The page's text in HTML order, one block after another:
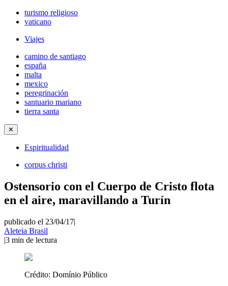
turismo religioso
vaticano
Viajes
camino de santiago
españa
malta
mexico
peregrinación
santuario mariano
tierra santa
✕
Espiritualidad
corpus christi
Ostensorio con el Cuerpo de Cristo flota
en el aire, maravillando a Turín
publicado el 23/04/17|
Aleteia Brasil
|3 min de lectura
Crédito: Domínio Público